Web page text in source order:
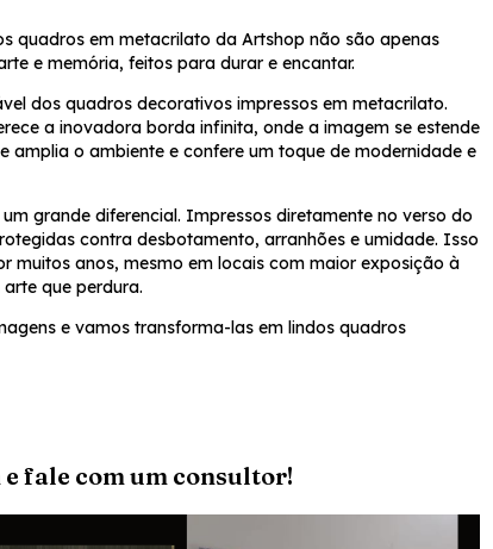
quadros em metacrilato da Artshop não são apenas
e memória, feitos para durar e encantar.
dos quadros decorativos impressos em metacrilato.
a inovadora borda infinita, onde a imagem se estende
amplia o ambiente e confere um toque de modernidade e
grande diferencial. Impressos diretamente no verso do
contra desbotamento, arranhões e umidade. Isso
muitos anos, mesmo em locais com maior exposição à
que perdura.
e vamos transforma-las em lindos quadros
fale com um consultor!